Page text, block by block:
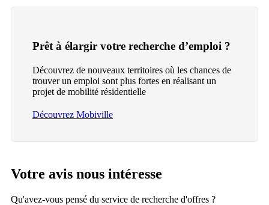
Prêt à élargir votre recherche d’emploi ?
Découvrez de nouveaux territoires où les chances de
trouver un emploi sont plus fortes en réalisant un
projet de mobilité résidentielle
Découvrez Mobiville
Votre avis nous intéresse
Qu'avez-vous pensé du service de recherche d'offres ?